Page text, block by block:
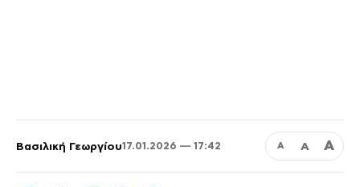
Βασιλική Γεωργίου17.01.2026 — 17:42 Α Α Α